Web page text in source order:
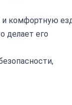
и комфортную
делает его